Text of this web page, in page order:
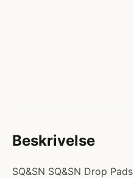
Beskrivelse
SQ&SN SQ&SN Drop